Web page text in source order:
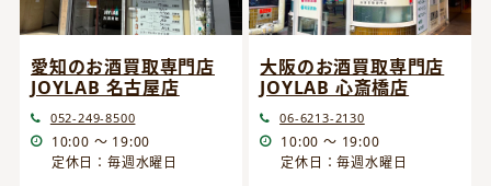
愛知のお酒買取専門店
JOYLAB 名古屋店
052-249-8500
10:00 ～ 19:00
定休日：毎週水曜日
大阪のお酒買取専門店
JOYLAB 心斎橋店
06-6213-2130
10:00 ～ 19:00
定休日：毎週水曜日